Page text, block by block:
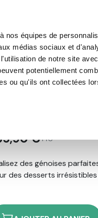
nos équipes de
médias sociaux et
de notre site
potentiellement
ou qu'ils ont collectées
MACHINE À GLACE
€TTC
des génoises
des desserts irrésistibles